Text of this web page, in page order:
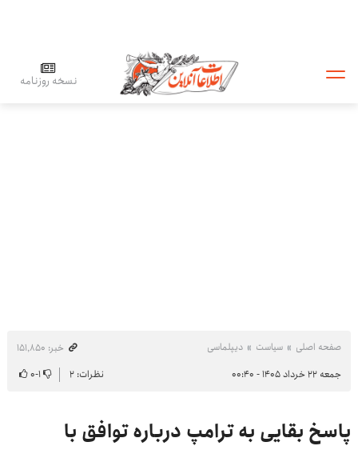
نسخه روزنامه
صفحه اصلی سیاست دیپلماسی
خبر: ۱۵۱٬۸۵۰
جمعه ۲۲ خرداد ۱۴۰۵ - ۰۰:۴۰
نظرات: ۲ ۱-۰
پاسخ بقایی به ترامپ درباره توافق با